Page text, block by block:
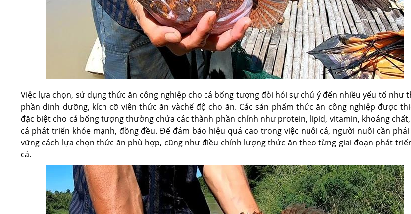
Việc lựa chọn, sử dụng thức ăn công nghiệp cho cá bống tượng đòi hỏi sự chú ý đến nhiều yếu tố như
phần dinh dưỡng, kích cỡ viên thức ăn vàchế độ cho ăn. Các sản phẩm thức ăn công nghiệp được
đặc biệt cho cá bống tượng thường chứa các thành phần chính như protein, lipid, vitamin, khoáng
cá phát triển khỏe mạnh, đồng đều. Để đảm bảo hiệu quả cao trong việc nuôi cá, người nuôi cần phải
vững cách lựa chọn thức ăn phù hợp, cũng như điều chỉnh lượng thức ăn theo từng giai đoạn phát
cá.